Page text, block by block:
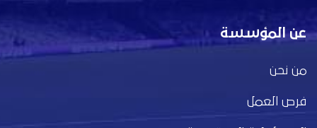
عن المؤسسة
من نحن
فرص العمل